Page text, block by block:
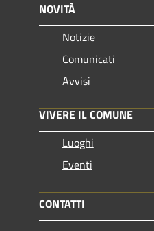
NOVITÀ
Notizie
Comunicati
Avvisi
VIVERE IL COMUNE
Luoghi
Eventi
CONTATTI